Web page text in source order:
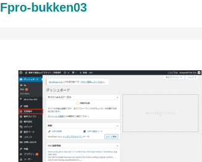
Fpro-bukken03